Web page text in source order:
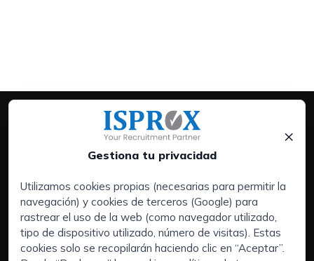
Gestiona tu privacidad
×
Utilizamos cookies propias (necesarias para permitir la
navegación) y cookies de terceros (Google) para
rastrear el uso de la web (como navegador utilizado,
tipo de dispositivo utilizado, número de visitas). Estas
cookies solo se recopilarán haciendo clic en “Aceptar”.
Servicios:
Empresas
Executive Search | Selección de Directivos